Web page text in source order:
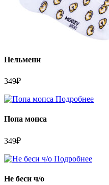
Пельмени
349₽
Подробнее
Попа мопса
349₽
Подробнее
Не беси ч/о